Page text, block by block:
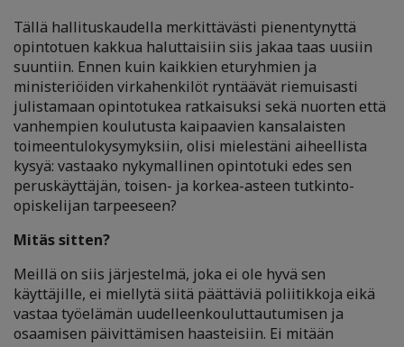
Tällä hallituskaudella merkittävästi pienentynyttä
opintotuen kakkua haluttaisiin siis jakaa taas uusiin
suuntiin. Ennen kuin kaikkien eturyhmien ja
ministeriöiden virkahenkilöt ryntäävät riemuisasti
julistamaan opintotukea ratkaisuksi sekä nuorten että
vanhempien koulutusta kaipaavien kansalaisten
toimeentulokysymyksiin, olisi mielestäni aiheellista
kysyä: vastaako nykymallinen opintotuki edes sen
peruskäyttäjän, toisen- ja korkea-asteen tutkinto-
opiskelijan tarpeeseen?
Mitäs sitten?
Meillä on siis järjestelmä, joka ei ole hyvä sen
käyttäjille, ei miellytä siitä päättäviä poliitikkoja eikä
vastaa työelämän uudelleenkouluttautumisen ja
osaamisen päivittämisen haasteisiin. Ei mitään